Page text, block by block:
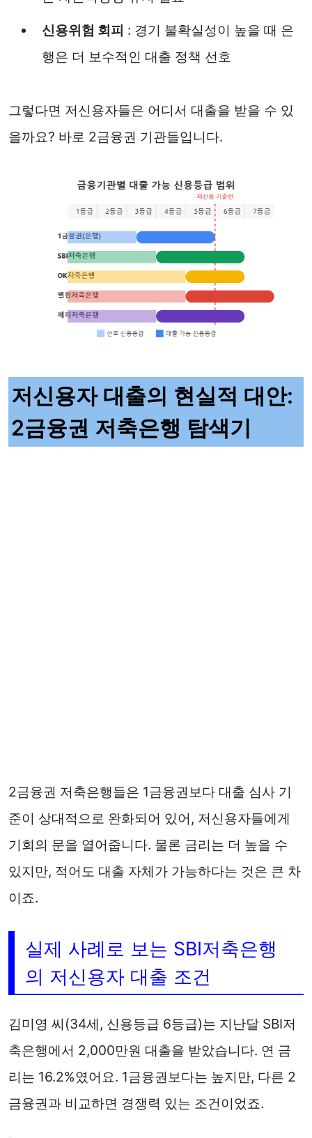
신용위험 회피 : 경기 불확실성이 높을 때 은
행은 더 보수적인 대출 정책 선호
그렇다면 저신용자들은 어디서 대출을 받을 수 있
을까요? 바로 2금융권 기관들입니다.
저신용자 대출의 현실적 대안:
2금융권 저축은행 탐색기
2금융권 저축은행들은 1금융권보다 대출 심사 기
준이 상대적으로 완화되어 있어, 저신용자들에게
기회의 문을 열어줍니다. 물론 금리는 더 높을 수
있지만, 적어도 대출 자체가 가능하다는 것은 큰 차
이죠.
실제 사례로 보는 SBI저축은행
의 저신용자 대출 조건
김미영 씨(34세, 신용등급 6등급)는 지난달 SBI저
축은행에서 2,000만원 대출을 받았습니다. 연 금
리는 16.2%였어요. 1금융권보다는 높지만, 다른 2
금융권과 비교하면 경쟁력 있는 조건이었죠.